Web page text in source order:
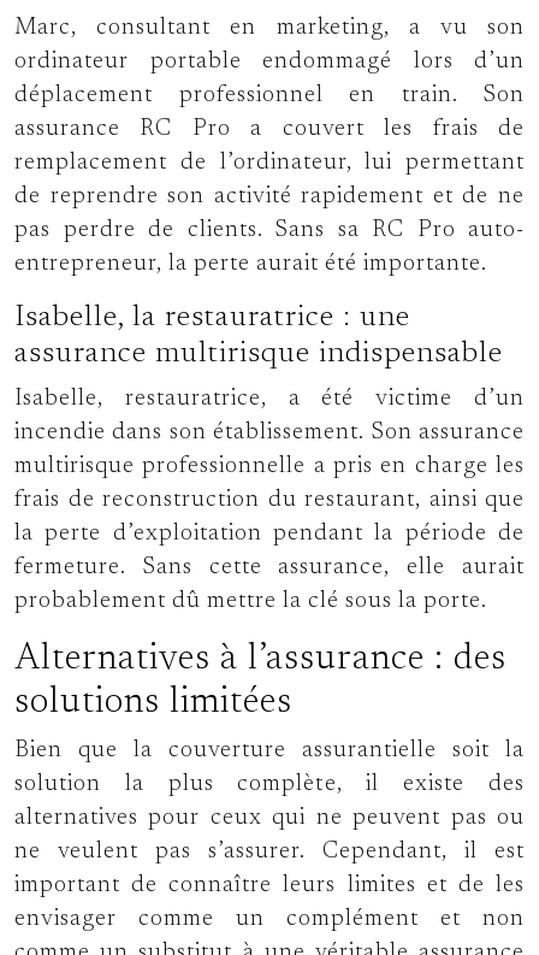
Marc, consultant en marketing, a vu son
ordinateur portable endommagé lors d’un
déplacement professionnel en train. Son
assurance RC Pro a couvert les frais de
remplacement de l’ordinateur, lui permettant
de reprendre son activité rapidement et de ne
pas perdre de clients. Sans sa RC Pro auto-
entrepreneur, la perte aurait été importante.
Isabelle, la restauratrice : une
assurance multirisque indispensable
Isabelle, restauratrice, a été victime d’un
incendie dans son établissement. Son assurance
multirisque professionnelle a pris en charge les
frais de reconstruction du restaurant, ainsi que
la perte d’exploitation pendant la période de
fermeture. Sans cette assurance, elle aurait
probablement dû mettre la clé sous la porte.
Alternatives à l’assurance : des
solutions limitées
Bien que la couverture assurantielle soit la
solution la plus complète, il existe des
alternatives pour ceux qui ne peuvent pas ou
ne veulent pas s’assurer. Cependant, il est
important de connaître leurs limites et de les
envisager comme un complément et non